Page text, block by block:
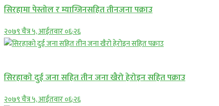
सिरहामा पेस्तोल र म्याग्जिनसहित तीनजना पक्राउ
२०७९ चैत्र ५, आईतवार ०६:२६
सिरहाकाे दुई जना सहित तीन जना खैरो हेरोइन सहित पक्राउ
२०७९ चैत्र ५, आईतवार ०६:२६